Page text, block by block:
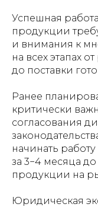
Успешная
продукции
и внимания к
на всех этапах
до поставки
Ранее
критически
согласования
начинать
за 3−4 месяца
продукции на
Юридическая